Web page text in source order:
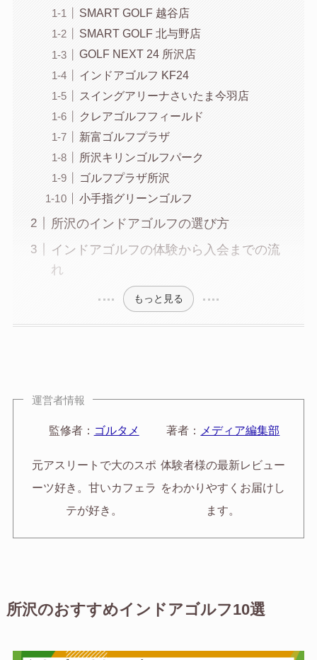
SMART GOLF 越谷店
SMART GOLF 北与野店
GOLF NEXT 24 所沢店
インドアゴルフ KF24
スイングアリーナさいたま今羽店
クレアゴルフフィールド
新富ゴルフプラザ
所沢キリンゴルフパーク
ゴルフプラザ所沢
小手指グリーンゴルフ
所沢のインドアゴルフの選び方
インドアゴルフの体験から入会までの流
れ
もっと見る
運営者情報
監修者： ゴルタメ
元アスリートで大のスポ
ーツ好き。甘いカフェラ
テが好き。
著者： メディア編集部
体験者様の最新レビュー
をわかりやすくお届けし
ます。
所沢のおすすめインドアゴルフ10選